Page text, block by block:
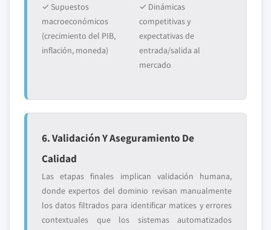
✓ Supuestos
macroeconómicos
(crecimiento del PIB,
inflación, moneda)
✓ Dinámicas
competitivas y
expectativas de
entrada/salida al
mercado
6. Validación Y Aseguramiento De
Calidad
Las etapas finales implican validación humana,
donde expertos del dominio revisan manualmente
los datos filtrados para identificar matices y errores
contextuales que los sistemas automatizados